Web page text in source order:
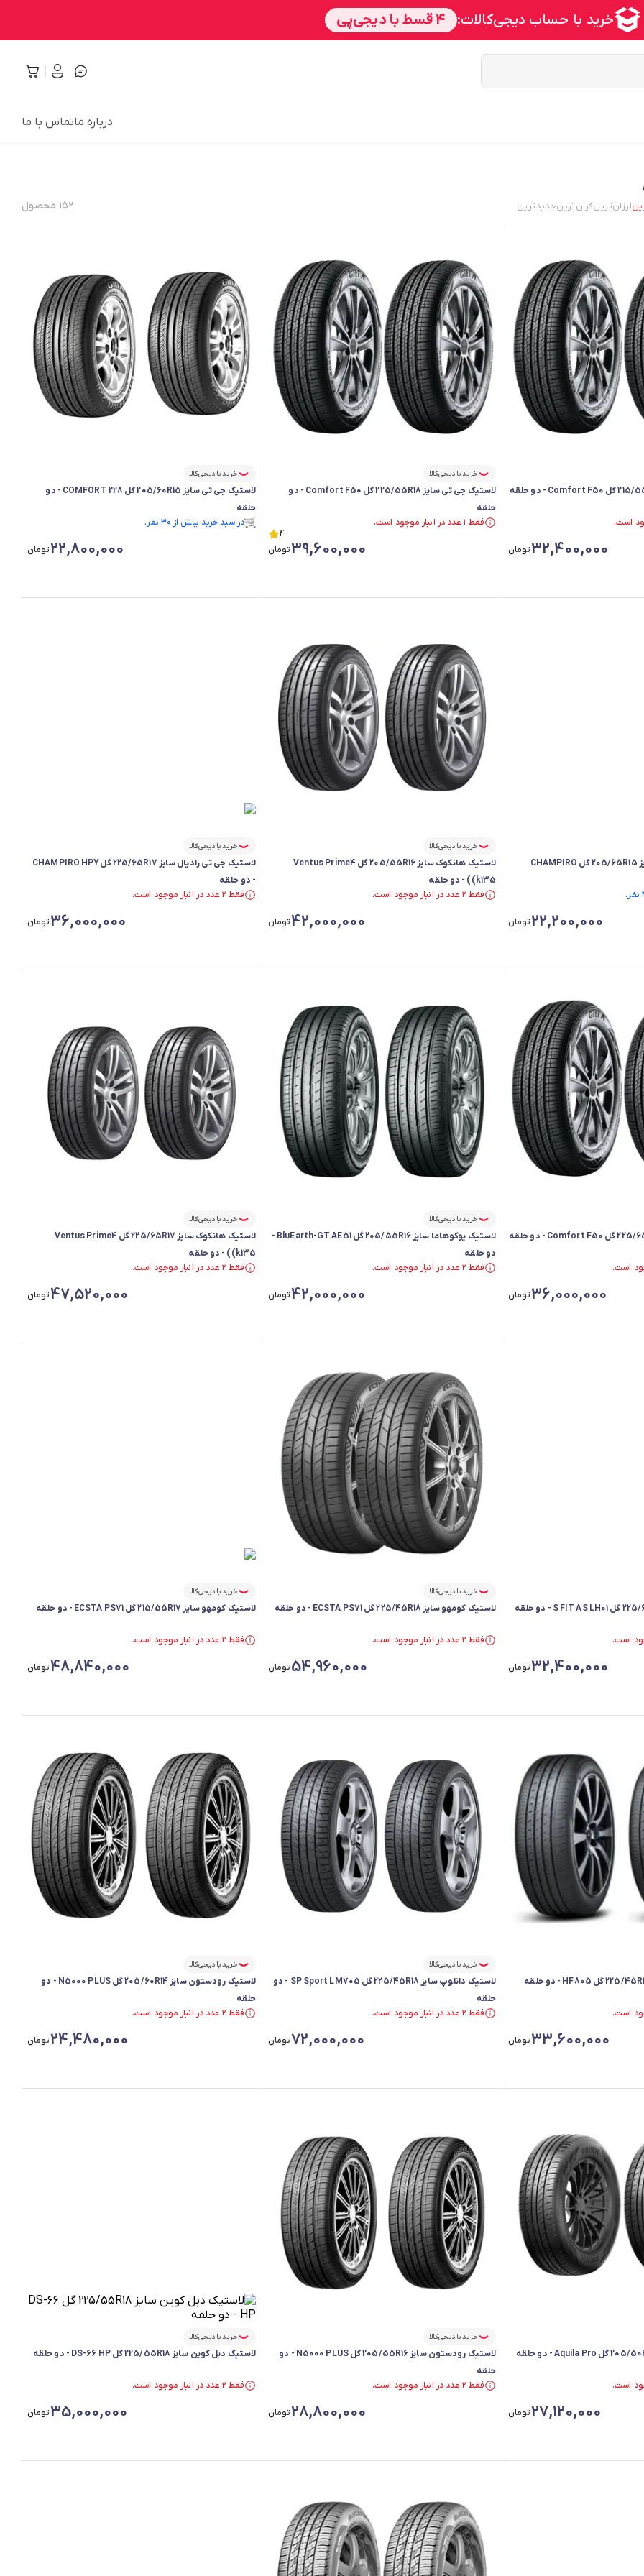
درباره ماتماس با ما
ارزان‌ترینگران‌ترینجدید‌ترین ۱۵۲ محصول
32,400,000تومان
خرید با دیجی‌کالا
لاستیک جی تی سایز 225/55R18 گل Comfort F50 - دو
حلقه
فقط ۱ عدد در انبار موجود است.
4
39,600,000تومان
خرید با دیجی‌کالا
لاستیک جی تی سایز 205/60R15 گل COMFORT 228 - دو
حلقه
در سبد خرید بیش از ۳۰ نفر.
22,800,000تومان
لاستیک جی تی رادیال سایز 205/65R15 گل CHAMPIRO
22,200,000تومان
خرید با دیجی‌کالا
لاستیک هانکوک سایز 205/55R16 گل Ventus Prime4
(k135) - دو حلقه
فقط ۲ عدد در انبار موجود است.
42,000,000تومان
خرید با دیجی‌کالا
لاستیک جی تی رادیال سایز 225/65R17 گل CHAMPIRO HPY
- دو حلقه
فقط ۲ عدد در انبار موجود است.
36,000,000تومان
36,000,000تومان
خرید با دیجی‌کالا
لاستیک یوکوهاما سایز 205/55R16 گل BluEarth-GT AE51 -
دو حلقه
فقط ۲ عدد در انبار موجود است.
42,000,000تومان
خرید با دیجی‌کالا
لاستیک هانکوک سایز 225/65R17 گل Ventus Prime4
(k135) - دو حلقه
فقط ۲ عدد در انبار موجود است.
47,520,000تومان
32,400,000تومان
خرید با دیجی‌کالا
لاستیک کومهو سایز 225/45R18 گل ECSTA PS71 - دو حلقه
فقط ۲ عدد در انبار موجود است.
54,960,000تومان
خرید با دیجی‌کالا
لاستیک کومهو سایز 215/55R17 گل ECSTA PS71 - دو حلقه
فقط ۲ عدد در انبار موجود است.
48,840,000تومان
33,600,000تومان
خرید با دیجی‌کالا
لاستیک دانلوپ سایز 225/45R18 گل SP Sport LM705 - دو
حلقه
فقط ۲ عدد در انبار موجود است.
72,000,000تومان
خرید با دیجی‌کالا
لاستیک رودستون سایز 205/60R14 گل N5000 PLUS - دو
حلقه
فقط ۲ عدد در انبار موجود است.
24,480,000تومان
27,120,000تومان
خرید با دیجی‌کالا
لاستیک رودستون سایز 205/55R16 گل N5000 PLUS - دو
حلقه
فقط ۲ عدد در انبار موجود است.
28,800,000تومان
خرید با دیجی‌کالا
لاستیک دبل کوین سایز 225/55R18 گل DS-66 HP - دو حلقه
فقط ۲ عدد در انبار موجود است.
35,000,000تومان